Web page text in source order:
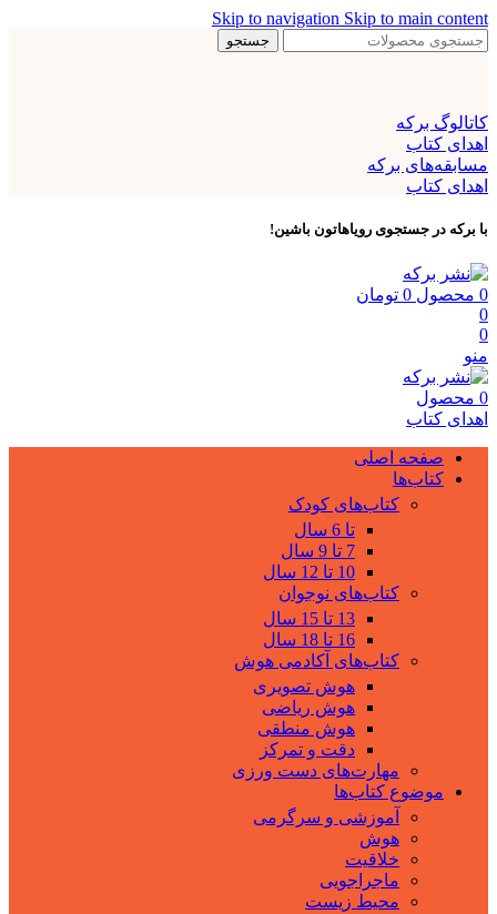
Skip to navigation Skip to main content
جستجو
کاتالوگ برکه
اهدای کتاب
مسابقه‌های برکه
اهدای کتاب
با برکه در جستجوی رویاهاتون باشین!
0 محصول 0 تومان
0
0
منو
0 محصول
اهدای کتاب
صفحه اصلی
کتاب‌ها
کتاب‌های کودک
تا 6 سال
7 تا 9 سال
10 تا 12 سال
کتاب‌های نوجوان
13 تا 15 سال
16 تا 18 سال
کتاب‌های آکادمی هوش
هوش تصویری
هوش ریاضی
هوش منطقی
دقت و تمرکز
مهارت‌های دست ورزی
موضوع کتاب‌ها
آموزشی و سرگرمی
هوش
خلاقیت
ماجراجویی
محیط زیست